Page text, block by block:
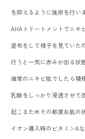
を抑えるように施術を行い
AHAトリートメントでニキ
塗布をして様子を見ていた
行うと一気に赤みが出る状
通常のニキビ肌でしたら積
乳酸をしっかり浸透させて
起こるためその都度お肌の
イオン導入時のビタミンA